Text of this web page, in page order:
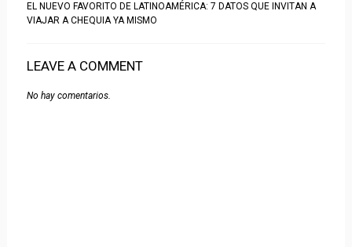
EL NUEVO FAVORITO DE LATINOAMÉRICA: 7 DATOS QUE INVITAN A
VIAJAR A CHEQUIA YA MISMO
LEAVE A COMMENT
No hay comentarios.